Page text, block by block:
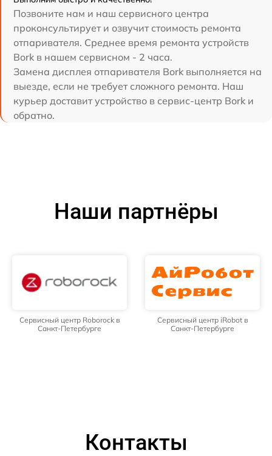
Позвоните нам и наш сервисного центра
проконсультирует и озвучит стоимость ремонта
отпаривателя. Среднее время ремонта устройств
Bork в нашем сервисном - 2 часа.
Замена дисплея отпаривателя Bork выполняется на
выезде, если не требует сложного ремонта. Наш
курьер доставит устройство в сервис-центр Bork и
обратно.
Наши партнёры
Сервисный центр Roborock в
Санкт-Петербурге
Сервисный центр iRobot в
Санкт-Петербурге
Контакты